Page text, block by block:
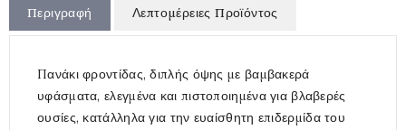
Περιγραφή Λεπτομέρειες Προϊόντος
Πανάκι φροντίδας, διπλής όψης με βαμβακερά
υφάσματα, ελεγμένα και πιστοποιημένα για βλαβερές
ουσίες, κατάλληλα για την ευαίσθητη επιδερμίδα του